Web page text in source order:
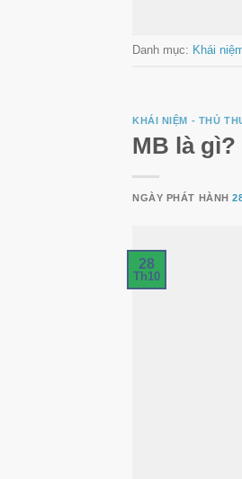
Danh mục: Khái
KHÁI NIỆM - THỦ
MB là
NGÀY PHÁT HÀNH
28
Th10